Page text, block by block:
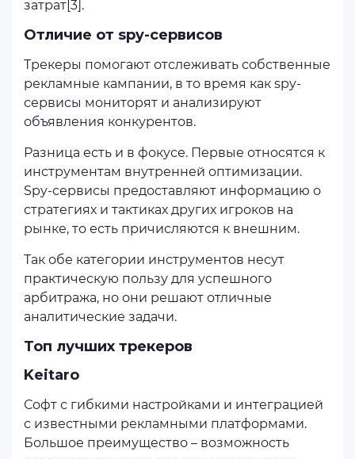
затрат[3].
Отличие от spy-сервисов
Трекеры помогают отслеживать собственные
рекламные кампании, в то время как spy-
сервисы мониторят и анализируют
объявления конкурентов.
Разница есть и в фокусе. Первые относятся к
инструментам внутренней оптимизации.
Spy-сервисы предоставляют информацию о
стратегиях и тактиках других игроков на
рынке, то есть причисляются к внешним.
Так обе категории инструментов несут
практическую пользу для успешного
арбитража, но они решают отличные
аналитические задачи.
Топ лучших трекеров
Keitaro
Софт с гибкими настройками и интеграцией
с известными рекламными платформами.
Большое преимущество – возможность